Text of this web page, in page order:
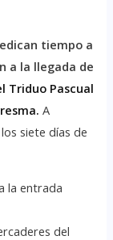
tiempo a
a la llegada de
Triduo Pascual
A
siete días de
la entrada
del